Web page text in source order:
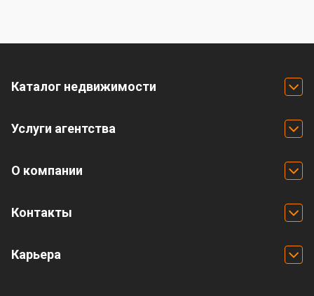
Каталог недвижимости
Услуги агентства
О компании
Контакты
Карьера